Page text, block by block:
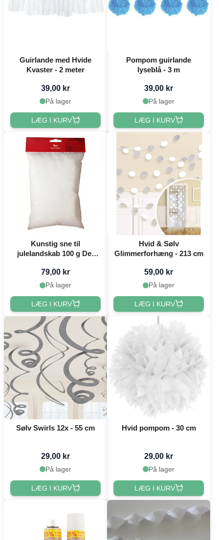
Guirlande med Hvide
Kvaster - 2 meter
39,00 kr
På lager
LÆG I KURV
Pompom guirlande
lyseblå - 3 m
39,00 kr
På lager
LÆG I KURV
Kunstig sne til
julelandskab 100 g Det
79,00 kr
På lager
LÆG I KURV
Hvid & Sølv
Glimmerforhæng - 213 cm
59,00 kr
På lager
LÆG I KURV
Sølv Swirls 12x - 55 cm
29,00 kr
På lager
LÆG I KURV
Hvid pompom - 30 cm
29,00 kr
På lager
LÆG I KURV